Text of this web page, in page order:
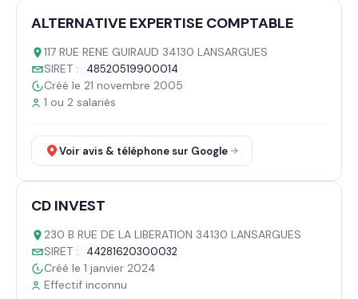
ALTERNATIVE EXPERTISE COMPTABLE
117 RUE RENE GUIRAUD 34130 LANSARGUES
SIRET :
48520519900014
Créé le 21 novembre 2005
1 ou 2 salariés
Voir avis & téléphone sur Google
CD INVEST
230 B RUE DE LA LIBERATION 34130 LANSARGUES
SIRET :
44281620300032
Créé le 1 janvier 2024
Effectif inconnu